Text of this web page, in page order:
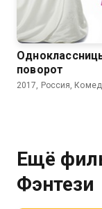
поворот
2017, Россия,
Ещё
Фэнтези